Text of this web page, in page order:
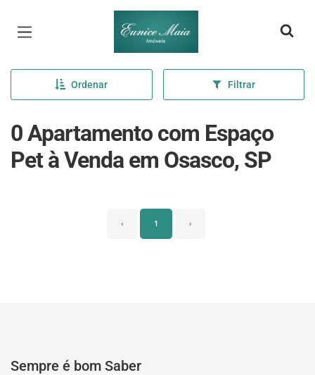
Página inicial
Ordenar Filtrar
0 Apartamento com Espaço
Pet à Venda em Osasco, SP
‹ 1 ›
Sempre é bom Saber